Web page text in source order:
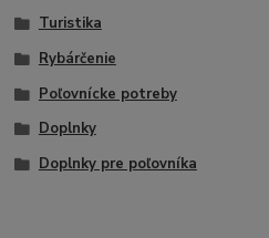
Turistika
Rybárčenie
Poľovnícke potreby
Doplnky
Doplnky pre poľovníka